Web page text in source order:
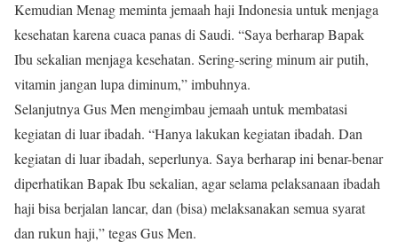
Kemudian Menag meminta jemaah haji Indonesia untuk menjaga
kesehatan karena cuaca panas di Saudi. “Saya berharap Bapak
Ibu sekalian menjaga kesehatan. Sering-sering minum air putih,
vitamin jangan lupa diminum,” imbuhnya.
Selanjutnya Gus Men mengimbau jemaah untuk membatasi
kegiatan di luar ibadah. “Hanya lakukan kegiatan ibadah. Dan
kegiatan di luar ibadah, seperlunya. Saya berharap ini benar-benar
diperhatikan Bapak Ibu sekalian, agar selama pelaksanaan ibadah
haji bisa berjalan lancar, dan (bisa) melaksanakan semua syarat
dan rukun haji,” tegas Gus Men.